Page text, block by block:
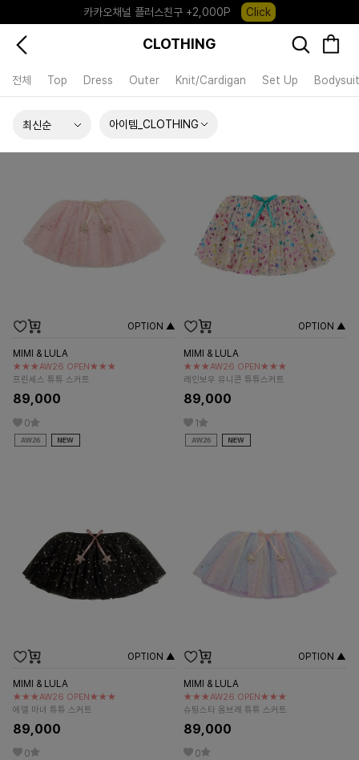
카카오채널 플러스친구 +2,000P
Click
포레포레 앱 다운로드 +3,000P
CLOTHING
전체 Top Dress Outer Knit/Cardigan Set Up Bodysuit
아이템_CLOTHING
OPTION ▲
MIMI & LULA
★★★AW26 OPEN★★★
프린세스 튜튜 스커트
89,000
0
OPTION ▲
MIMI & LULA
★★★AW26 OPEN★★★
레인보우 유니콘 튜튜스커트
89,000
1
OPTION ▲
MIMI & LULA
★★★AW26 OPEN★★★
에델 마녀 튜튜 스커트
89,000
0
OPTION ▲
MIMI & LULA
★★★AW26 OPEN★★★
슈팅스타 옴브레 튜튜 스커트
89,000
0